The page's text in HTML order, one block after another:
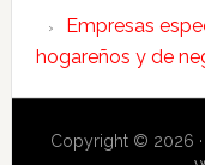
Empresas
hogareños y de
Copyright © 2026 ·